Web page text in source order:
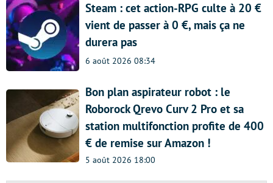
Steam : cet action-RPG culte à 20 €
vient de passer à 0 €, mais ça ne
durera pas
6 août 2026 08:34
Bon plan aspirateur robot : le
Roborock Qrevo Curv 2 Pro et sa
station multifonction profite de 400
€ de remise sur Amazon !
5 août 2026 18:00